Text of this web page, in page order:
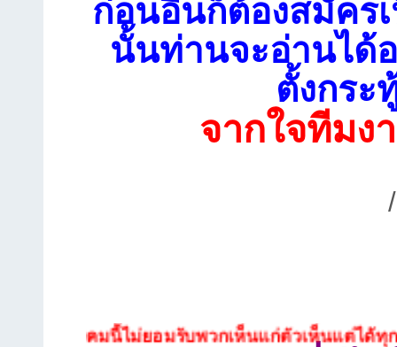
ก่อนอื่นก็ต้องสมัคร
นั้นท่านจะอ่านได้
ตั้งกระ
จากใจทีมง
คมนี้ไม่ยอมรับพวกเห็นแก่ตัวเห็นแต่ได้ทุกประเภท